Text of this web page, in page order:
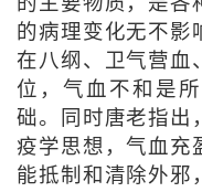
的病理变化无不影
在八纲、卫气营血
位，气血不和是
础。同时唐老指出
疫学思想，气血充
能抵制和清除外邪